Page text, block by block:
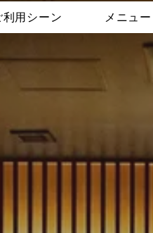
利用シーン メニュー